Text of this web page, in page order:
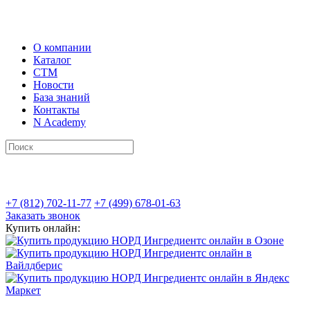
О компании
Каталог
СТМ
Новости
База знаний
Контакты
N Academy
+7 (812) 702-11-77 +7 (499) 678-01-63
Заказать звонок
Купить онлайн: